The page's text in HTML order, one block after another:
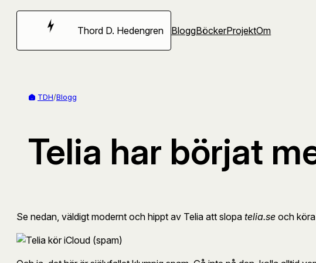
Hoppa
Thord D. Hedengren BloggBöckerProjektOm
TDH/Blogg
Telia har börjat
Se nedan, väldigt modernt och hippt av Telia att slopa telia.se och